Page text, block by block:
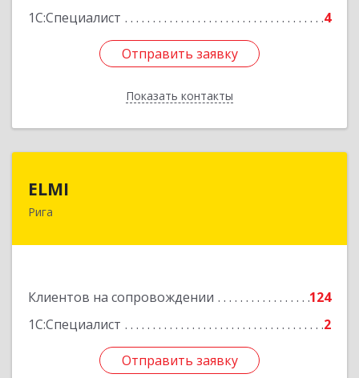
1С:Специалист
4
Отправить заявку
Показать контакты
Отправить заявку
Назад
ELMI
Рига
Клиентов на сопровождении
124
1С:Специалист
2
Отправить заявку
Отправить заявку